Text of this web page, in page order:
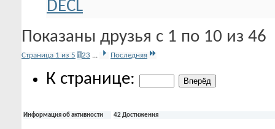
Показаны друзья с 1 по 10 из 46
Страница 1 из 5 1 23 ... Последняя
К странице:
Информация об активности 42 Достижения